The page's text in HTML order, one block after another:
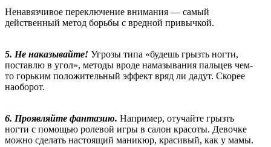
Ненавязчивое переключение внимания — самый
действенный метод борьбы с вредной привычкой.
5. Не наказывайте! Угрозы типа «будешь грызть ногти,
поставлю в угол», методы вроде намазывания пальцев чем-
то горьким положительный эффект вряд ли дадут. Скорее
наоборот.
6. Проявляйте фантазию. Например, отучайте грызть
ногти с помощью ролевой игры в салон красоты. Девочке
можно сделать настоящий маникюр, красивый, как у мамы.